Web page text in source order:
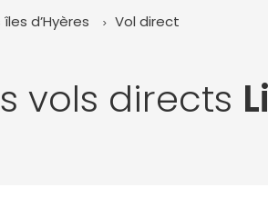
îles d’Hyères Vol direct
vols directs